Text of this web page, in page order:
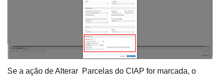
Se a ação de Alterar Parcelas do CIAP for marcada, o